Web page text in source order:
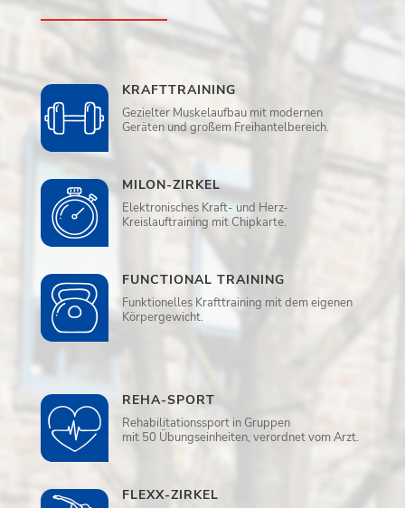
KRAFTTRAINING
Gezielter Muskelaufbau mit modernen
Geräten und großem Freihantelbereich.
MILON-ZIRKEL
Elektronisches Kraft- und Herz-
Kreislauftraining mit Chipkarte.
FUNCTIONAL TRAINING
Funktionelles Krafttraining mit dem eigenen
Körpergewicht.
REHA-SPORT
Rehabilitationssport in Gruppen
mit 50 Übungseinheiten, verordnet vom Arzt.
FLEXX-ZIRKEL